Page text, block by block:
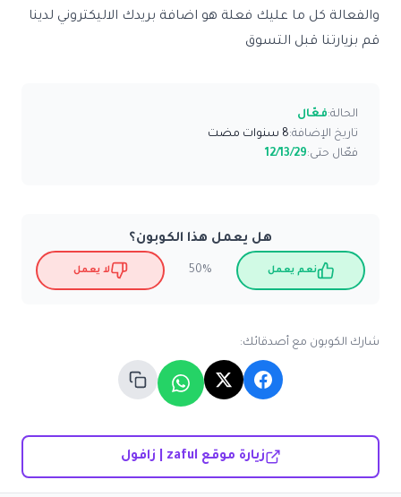
والفعالة كل ما عليك فعلة هو اضافة بريدك الاليكتروني لدينا
قم بزيارتنا قبل التسوق
الحالة:فعّال
تاريخ الإضافة:8 سنوات مضت
فعّال حتى:12/13/29
هل يعمل هذا الكوبون؟
نعم يعمل 50% لا يعمل
شارك الكوبون مع أصدقائك:
زيارة موقع zaful | زافول